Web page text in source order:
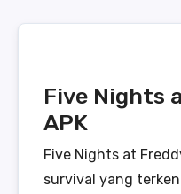
Five Nights
APK
Five Nights at
survival yang